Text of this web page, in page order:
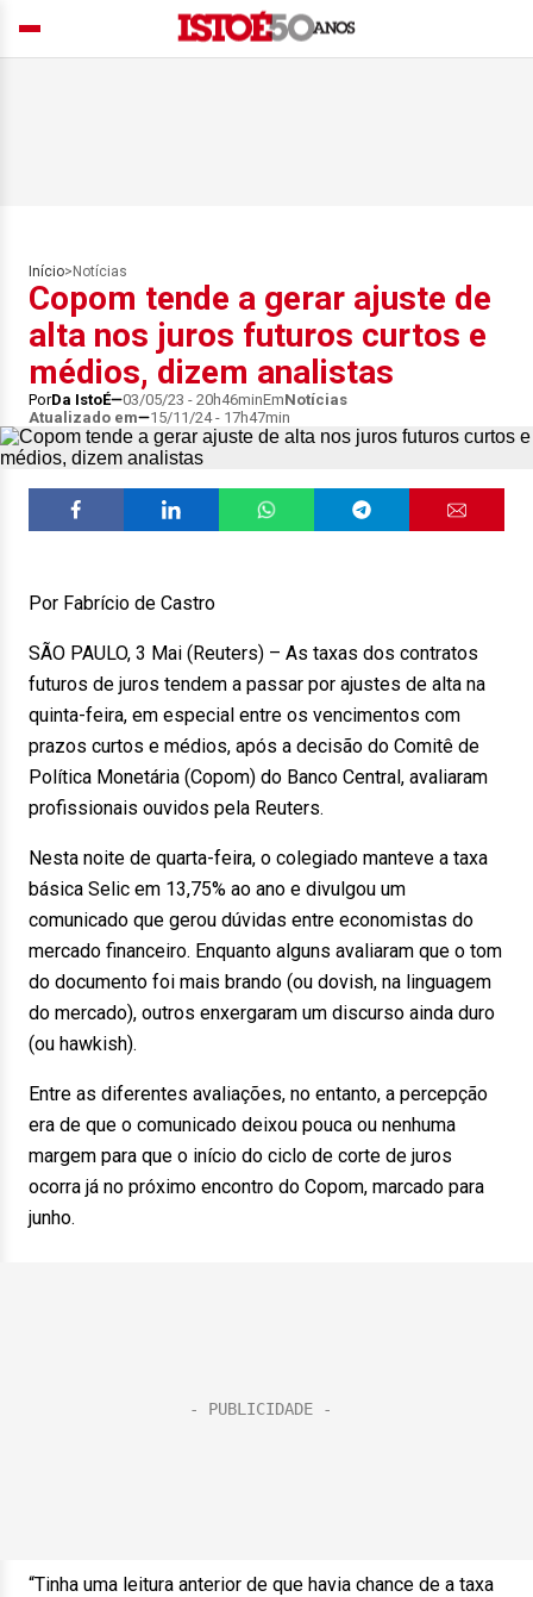
Início> Notícias
Copom tende a gerar ajuste de
alta nos juros futuros curtos e
médios, dizem analistas
PorDa IstoÉ 03/05/23 - 20h46minEmNotícias
Atualizado em
15/11/24 - 17h47min
Por Fabrício de Castro
SÃO PAULO, 3 Mai (Reuters) – As taxas dos contratos
futuros de juros tendem a passar por ajustes de alta na
quinta-feira, em especial entre os vencimentos com
prazos curtos e médios, após a decisão do Comitê de
Política Monetária (Copom) do Banco Central, avaliaram
profissionais ouvidos pela Reuters.
Nesta noite de quarta-feira, o colegiado manteve a taxa
básica Selic em 13,75% ao ano e divulgou um
comunicado que gerou dúvidas entre economistas do
mercado financeiro. Enquanto alguns avaliaram que o tom
do documento foi mais brando (ou dovish, na linguagem
do mercado), outros enxergaram um discurso ainda duro
(ou hawkish).
Entre as diferentes avaliações, no entanto, a percepção
era de que o comunicado deixou pouca ou nenhuma
margem para que o início do ciclo de corte de juros
ocorra já no próximo encontro do Copom, marcado para
junho.
“Tinha uma leitura anterior de que havia chance de a taxa